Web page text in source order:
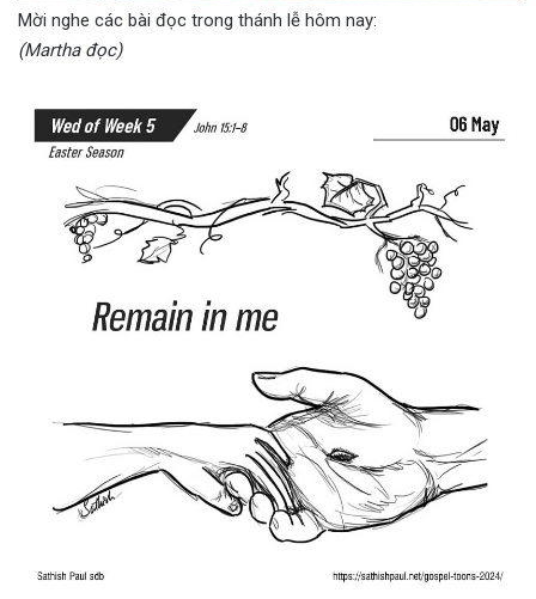
Mời nghe các bài đọc trong thánh lễ hôm nay:
(Martha đọc)